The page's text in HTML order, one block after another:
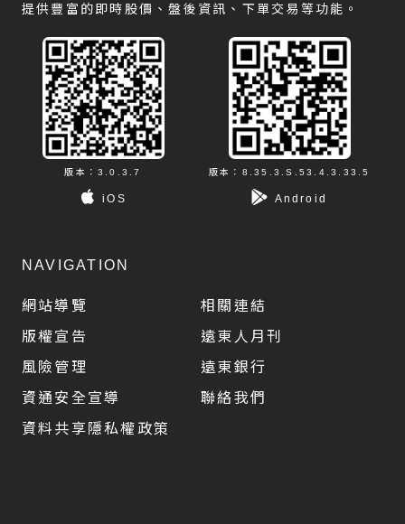
提供豐富的即時股價、盤後資訊、下單交易等功能。
版本：3.0.3.7
iOS
版本：8.35.3.S.53.4.3.33.5
Android
NAVIGATION
網站導覽
版權宣告
風險管理
資通安全宣導
資料共享隱私權政策
相關連結
遠東人月刊
遠東銀行
聯絡我們